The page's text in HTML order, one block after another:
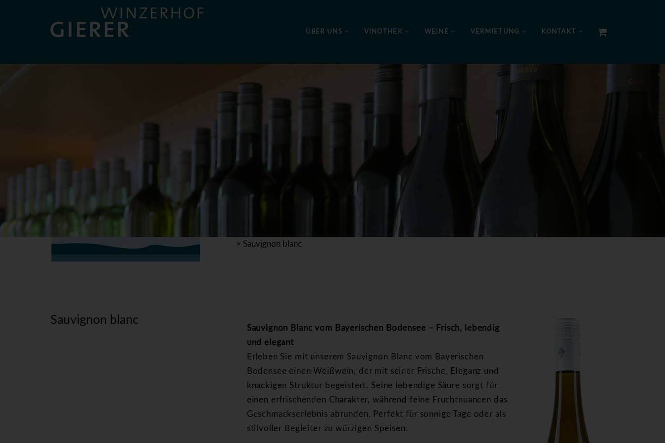
ÜBER UNS VINOTHEK WEINE VERMIETUNG KONTAKT
> Sauvignon blanc
Sauvignon blanc
Sauvignon Blanc vom Bayerischen Bodensee – Frisch, lebendig
und elegant
Erleben Sie mit unserem Sauvignon Blanc vom Bayerischen
Bodensee einen Weißwein, der mit seiner Frische, Eleganz und
knackigen Struktur begeistert. Seine lebendige Säure sorgt für
einen erfrischenden Charakter, während feine Fruchtnuancen das
Geschmackserlebnis abrunden. Perfekt für sonnige Tage oder als
stilvoller Begleiter zu würzigen Speisen.